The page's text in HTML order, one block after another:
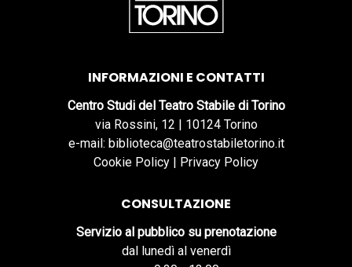
INFORMAZIONI E CONTATTI
Centro Studi del Teatro Stabile di Torino
via Rossini, 12 | 10124 Torino
e-mail: biblioteca@teatrostabiletorino.it
Cookie Policy | Privacy Policy
CONSULTAZIONE
Servizio al pubblico su prenotazione
dal lunedì al venerdì